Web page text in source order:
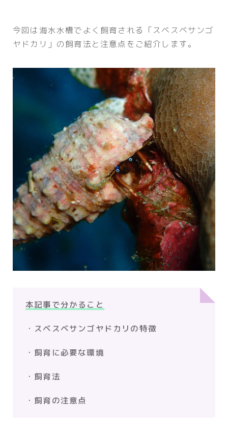
今回は海水水槽でよく飼育される「スベスベサンゴ
ヤドカリ」の飼育法と注意点をご紹介します。
本記事で分かること
・スベスベサンゴヤドカリの特徴
・飼育に必要な環境
・飼育法
・飼育の注意点